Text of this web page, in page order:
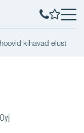
kihavad elust